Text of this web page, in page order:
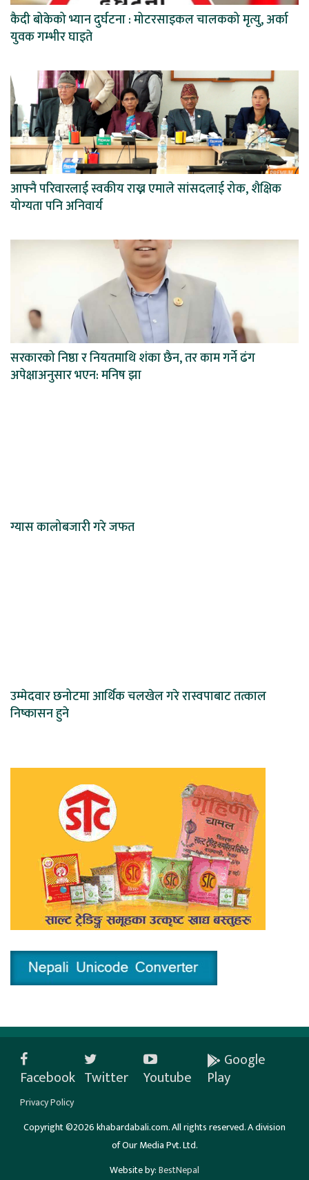
कैदी बोकेको भ्यान दुर्घटना : मोटरसाइकल चालकको मृत्यु, अर्का
युवक गम्भीर घाइते
आफ्नै परिवारलाई स्वकीय राख्न एमाले सांसदलाई रोक, शैक्षिक
योग्यता पनि अनिवार्य
सरकारको निष्ठा र नियतमाथि शंका छैन, तर काम गर्ने ढंग
अपेक्षाअनुसार भएन: मनिष झा
ग्यास कालोबजारी गरे जफत
उम्मेदवार छनोटमा आर्थिक चलखेल गरे रास्वपाबाट तत्काल
निष्कासन हुने
Facebook Twitter Youtube
Google
Play
Privacy Policy
Copyright ©2026 khabardabali.com. All rights reserved. A division
of Our Media Pvt. Ltd.
Website by:BestNepal